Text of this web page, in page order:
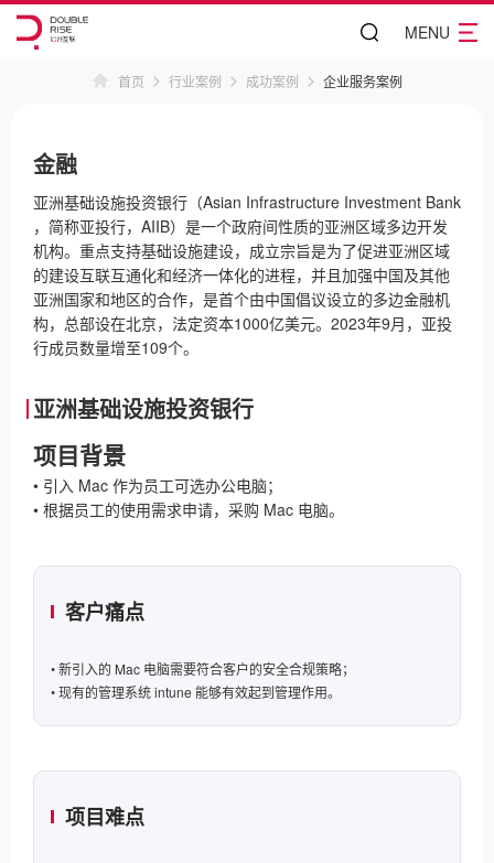
MENU
首页 行业案例 成功案例 企业服务案例
金融
亚洲基础设施投资银行（Asian Infrastructure Investment Bank
，简称亚投行，AIIB）是一个政府间性质的亚洲区域多边开发
机构。重点支持基础设施建设，成立宗旨是为了促进亚洲区域
的建设互联互通化和经济一体化的进程，并且加强中国及其他
亚洲国家和地区的合作，是首个由中国倡议设立的多边金融机
构，总部设在北京，法定资本1000亿美元。2023年9月，亚投
行成员数量增至109个。
亚洲基础设施投资银行
项目背景
• 引入 Mac 作为员工可选办公电脑；
• 根据员工的使用需求申请，采购 Mac 电脑。
客户痛点
• 新引入的 Mac 电脑需要符合客户的安全合规策略；
• 现有的管理系统 intune 能够有效起到管理作用。
项目难点